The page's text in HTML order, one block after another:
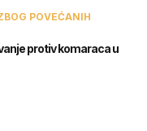
POVEĆANIH
protiv komaraca u